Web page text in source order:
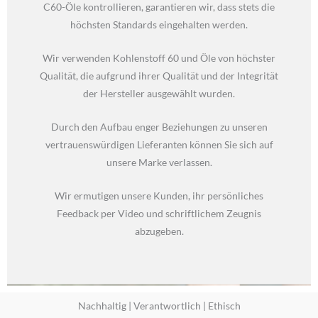
C60-Öle kontrollieren, garantieren wir, dass stets die
höchsten Standards eingehalten werden.
Wir verwenden Kohlenstoff 60 und Öle von höchster
Qualität, die aufgrund ihrer Qualität und der Integrität
der Hersteller ausgewählt wurden.
Durch den Aufbau enger Beziehungen zu unseren
vertrauenswürdigen Lieferanten können Sie sich auf
unsere Marke verlassen.
Wir ermutigen unsere Kunden, ihr persönliches
Feedback per Video und schriftlichem Zeugnis
abzugeben.
Nachhaltig | Verantwortlich | Ethisch